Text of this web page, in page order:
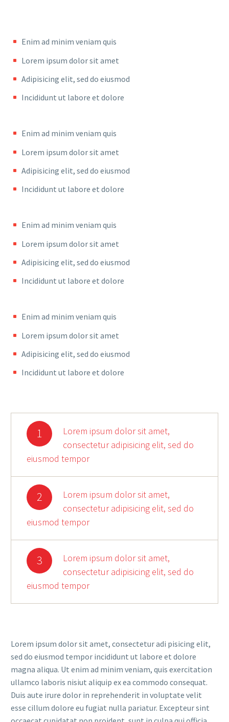
Enim ad minim veniam quis
Lorem ipsum dolor sit amet
Adipisicing elit, sed do eiusmod
Incididunt ut labore et dolore
Enim ad minim veniam quis
Lorem ipsum dolor sit amet
Adipisicing elit, sed do eiusmod
Incididunt ut labore et dolore
Enim ad minim veniam quis
Lorem ipsum dolor sit amet
Adipisicing elit, sed do eiusmod
Incididunt ut labore et dolore
Enim ad minim veniam quis
Lorem ipsum dolor sit amet
Adipisicing elit, sed do eiusmod
Incididunt ut labore et dolore
1
Lorem ipsum dolor sit amet,
consectetur adipisicing elit, sed do
eiusmod tempor
2
Lorem ipsum dolor sit amet,
consectetur adipisicing elit, sed do
eiusmod tempor
3
Lorem ipsum dolor sit amet,
consectetur adipisicing elit, sed do
eiusmod tempor
Lorem ipsum dolor sit amet, consectetur adi pisicing elit,
sed do eiusmod tempor incididunt ut labore et dolore
magna aliqua. Ut enim ad minim veniam, quis exercitation
ullamco laboris nisiut aliquip ex ea commodo consequat.
Duis aute irure dolor in reprehenderit in voluptate velit
esse cillum dolore eu fugiat nulla pariatur. Excepteur sint